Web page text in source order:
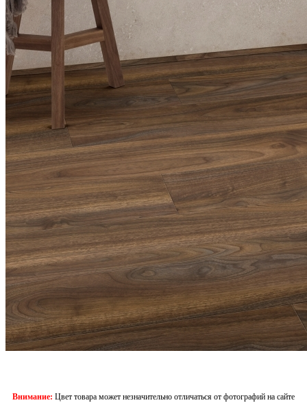
Внимание: Цвет товара может незначительно отличаться от фотографий на сайте